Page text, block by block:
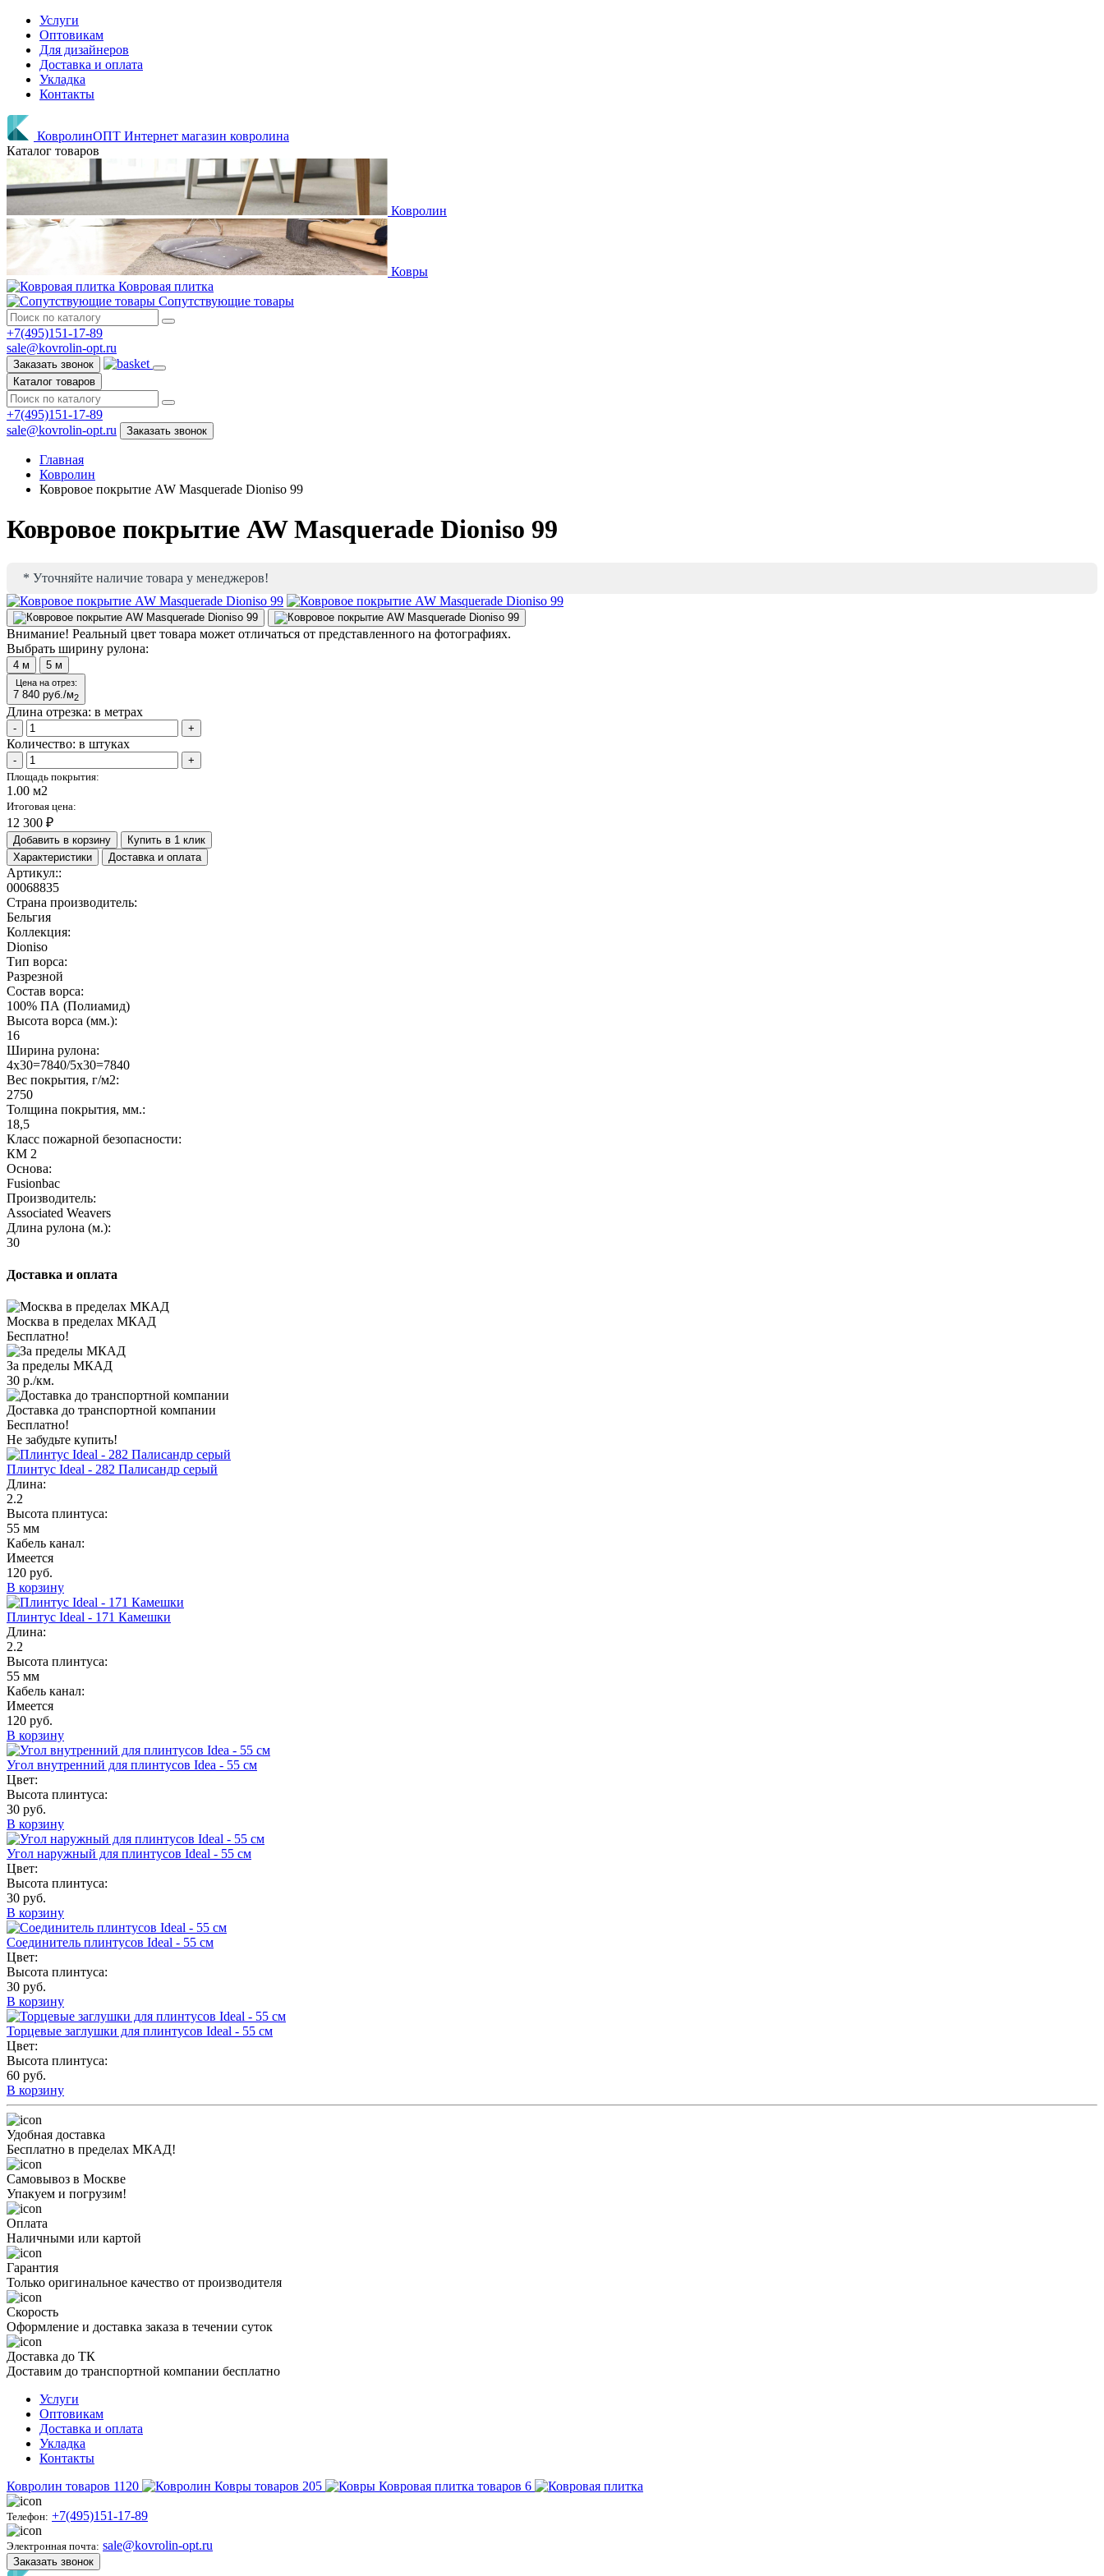
Услуги
Оптовикам
Для дизайнеров
Доставка и оплата
Укладка
Контакты
КовролинОПТ Интернет магазин ковролина
Каталог товаров
Ковролин
Ковры
Ковровая плитка
Сопутствующие товары
+7(495)151-17-89
sale@kovrolin-opt.ru
Заказать звонок
Каталог товаров
+7(495)151-17-89
sale@kovrolin-opt.ru
Заказать звонок
Главная
Ковролин
Ковровое покрытие AW Masquerade Dioniso 99
Ковровое покрытие AW Masquerade Dioniso 99
* Уточняйте наличие товара у менеджеров!
Внимание! Реальный цвет товара может отличаться от представленного на фотографиях.
Выбрать ширину рулона:
4 м 5 м
Цена на отрез:
7 840 руб./м2
Длина отрезка: в метрах
- +
Количество: в штуках
-
+
Площадь покрытия:
1.00 м2
Итоговая цена:
12 300 ₽
Добавить в корзину
Купить в 1 клик
Характеристики
Доставка и оплата
Артикул::
00068835
Страна производитель:
Бельгия
Коллекция:
Dioniso
Тип ворса:
Разрезной
Состав ворса:
100% ПА (Полиамид)
Высота ворса (мм.):
16
Ширина рулона:
4x30=7840/5x30=7840
Вес покрытия, г/м2:
2750
Толщина покрытия, мм.:
18,5
Класс пожарной безопасности:
КМ 2
Основа:
Fusionbac
Производитель:
Associated Weavers
Длина рулона (м.):
30
Доставка и оплата
Москва в пределах МКАД
Бесплатно!
За пределы МКАД
30 р./км.
Доставка до транспортной компании
Бесплатно!
Не забудьте купить!
Плинтус Ideal - 282 Палисандр серый
Длина:
2.2
Высота плинтуса:
55 мм
Кабель канал:
Имеется
120 руб.
В корзину
Плинтус Ideal - 171 Камешки
Длина:
2.2
Высота плинтуса:
55 мм
Кабель канал:
Имеется
120 руб.
В корзину
Угол внутренний для плинтусов Idea - 55 см
Цвет:
Высота плинтуса:
30 руб.
В корзину
Угол наружный для плинтусов Ideal - 55 см
Цвет:
Высота плинтуса:
30 руб.
В корзину
Соединитель плинтусов Ideal - 55 см
Цвет:
Высота плинтуса:
30 руб.
В корзину
Торцевые заглушки для плинтусов Ideal - 55 см
Цвет:
Высота плинтуса:
60 руб.
В корзину
Удобная доставка
Бесплатно в пределах МКАД!
Самовывоз в Москве
Упакуем и погрузим!
Оплата
Наличными или картой
Гарантия
Только оригинальное качество от производителя
Скорость
Оформление и доставка заказа в течении суток
Доставка до ТК
Доставим до транспортной компании бесплатно
Услуги
Оптовикам
Доставка и оплата
Укладка
Контакты
Ковролин товаров 1120 Ковры товаров 205 Ковровая плитка товаров 6
Телефон: +7(495)151-17-89
Электронная почта: sale@kovrolin-opt.ru
Заказать звонок